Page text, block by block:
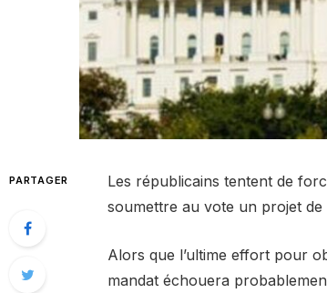
PARTAGER
Les républicains tentent de
soumettre au vote un projet
Alors que l’ultime effort pour
mandat échouera